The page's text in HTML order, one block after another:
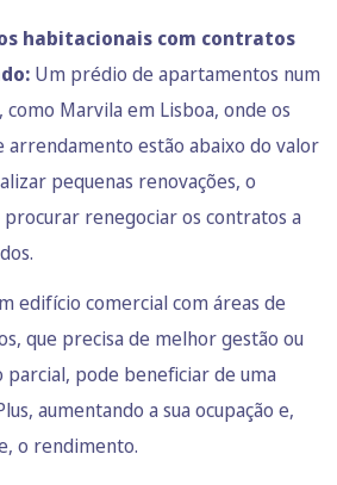
habitacionais com contratos
Um prédio de apartamentos num
Marvila em Lisboa, onde os
arrendamento estão abaixo do valor
pequenas renovações, o
renegociar os contratos a
edifício comercial com áreas de
que precisa de melhor gestão ou
parcial, pode beneficiar de uma
aumentando a sua ocupação e,
o rendimento.